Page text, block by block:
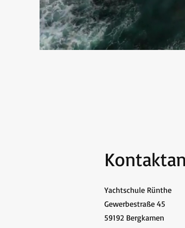
Yachtschule Rünthe
Gewerbestraße 45
59192 Bergkamen